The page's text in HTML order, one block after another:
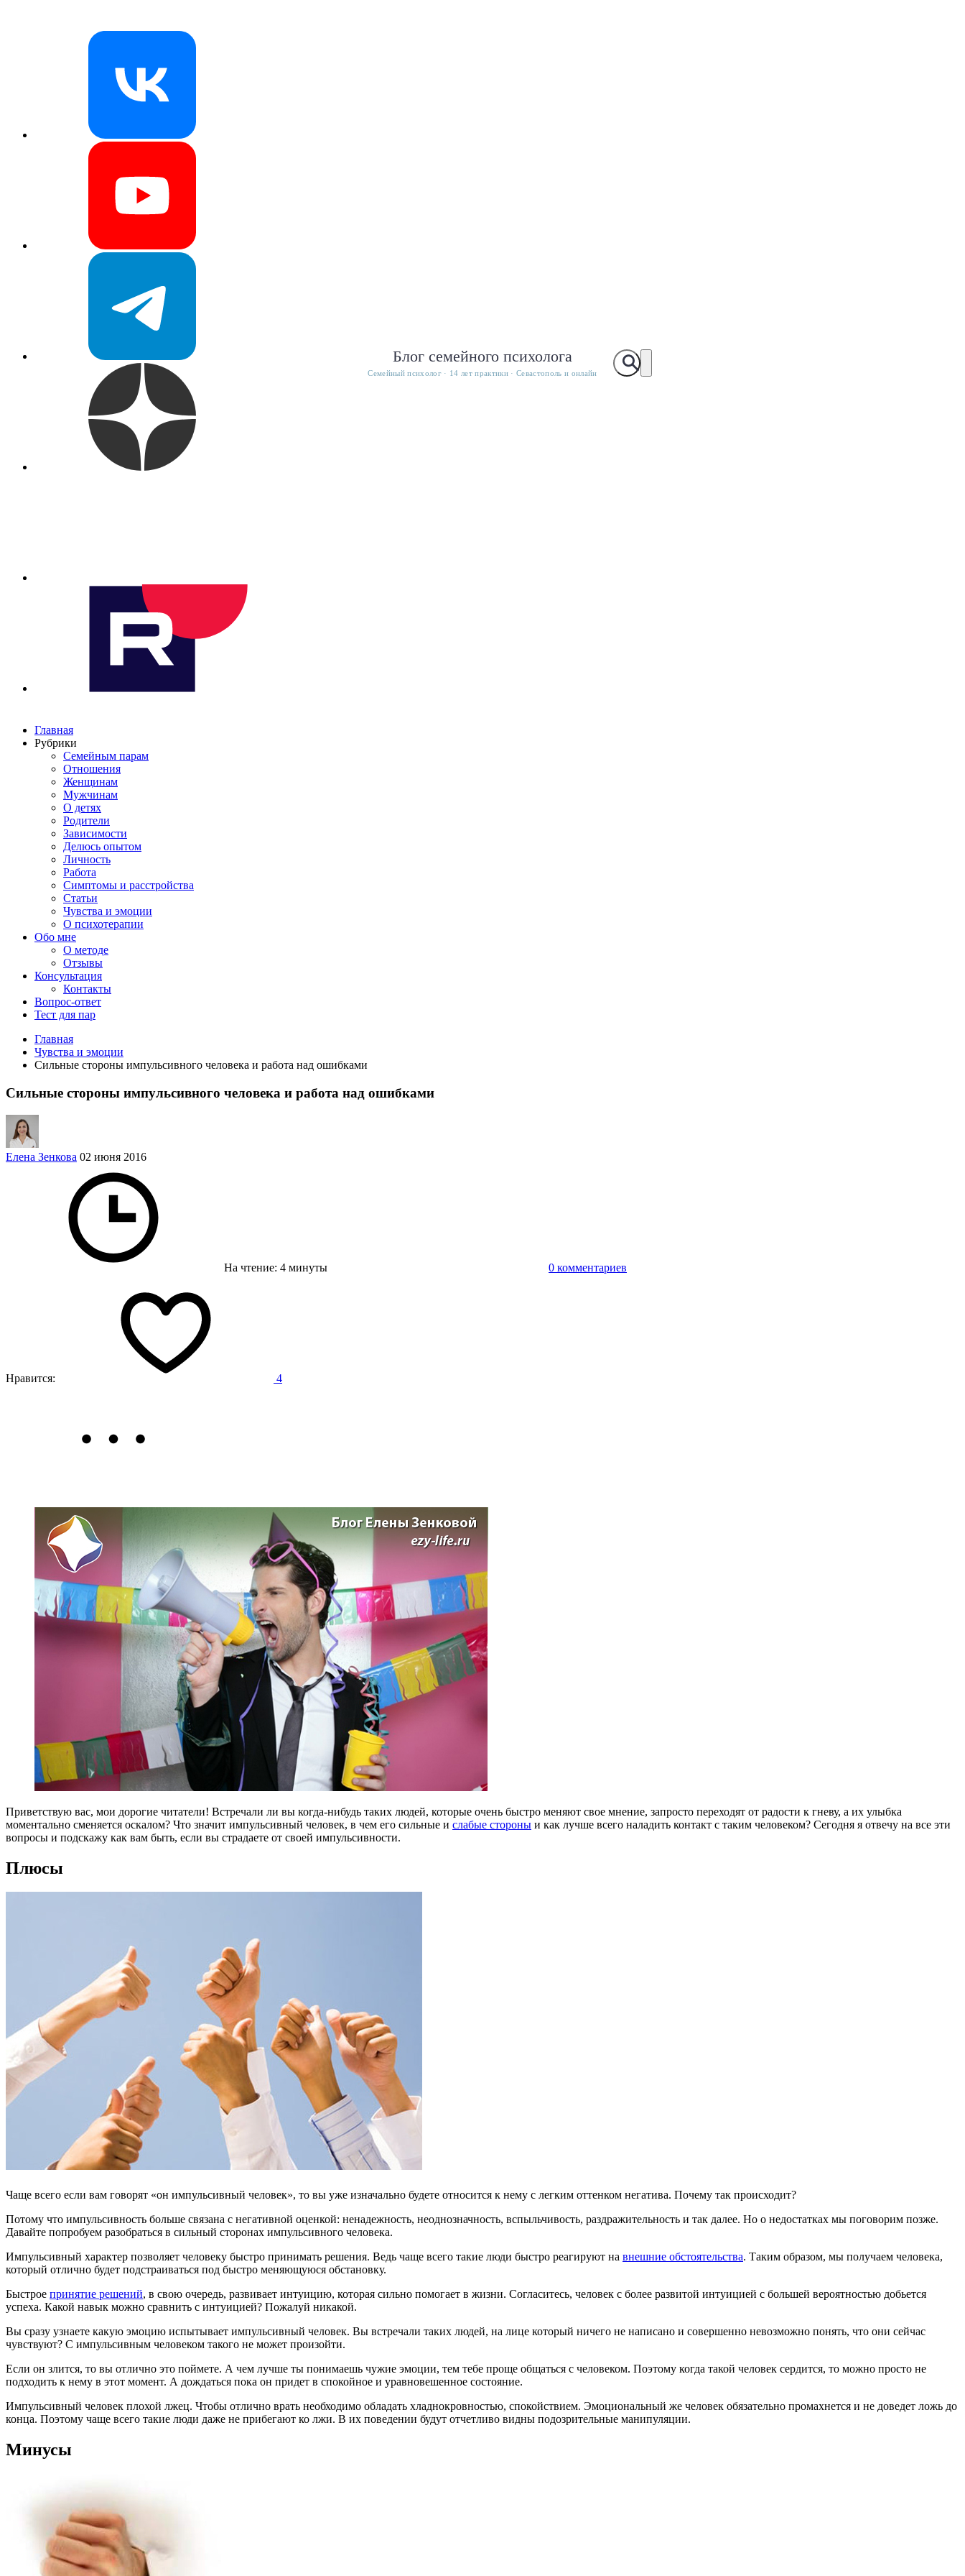
Блог семейного психолога
Семейный психолог · 14 лет практики · Севастополь и онлайн
Главная
Рубрики
Семейным парам
Отношения
Женщинам
Мужчинам
О детях
Родители
Зависимости
Делюсь опытом
Личность
Работа
Симптомы и расстройства
Статьи
Чувства и эмоции
О психотерапии
Обо мне
О методе
Отзывы
Консультация
Контакты
Вопрос-ответ
Тест для пар
Главная
Чувства и эмоции
Сильные стороны импульсивного человека и работа над ошибками
Сильные стороны импульсивного человека и работа над ошибками
Елена Зенкова 02 июня 2016
На чтение: 4 минуты 0 комментариев
Нравится: 4
Приветствую вас, мои дорогие читатели! Встречали ли вы когда-нибудь таких людей, которые очень быстро меняют свое мнение, запросто переходят от радости к гневу, а их улыбка
моментально сменяется оскалом? Что значит импульсивный человек, в чем его сильные и слабые стороны и как лучше всего наладить контакт с таким человеком? Сегодня я отвечу на все эти
вопросы и подскажу как вам быть, если вы страдаете от своей импульсивности.
Плюсы
Чаще всего если вам говорят «он импульсивный человек», то вы уже изначально будете относится к нему с легким оттенком негатива. Почему так происходит?
Потому что импульсивность больше связана с негативной оценкой: ненадежность, неоднозначность, вспыльчивость, раздражительность и так далее. Но о недостатках мы поговорим позже.
Давайте попробуем разобраться в сильный сторонах импульсивного человека.
Импульсивный характер позволяет человеку быстро принимать решения. Ведь чаще всего такие люди быстро реагируют на внешние обстоятельства. Таким образом, мы получаем человека,
который отлично будет подстраиваться под быстро меняющуюся обстановку.
Быстрое принятие решений, в свою очередь, развивает интуицию, которая сильно помогает в жизни. Согласитесь, человек с более развитой интуицией с большей вероятностью добьется
успеха. Какой навык можно сравнить с интуицией? Пожалуй никакой.
Вы сразу узнаете какую эмоцию испытывает импульсивный человек. Вы встречали таких людей, на лице который ничего не написано и совершенно невозможно понять, что они сейчас
чувствуют? С импульсивным человеком такого не может произойти.
Если он злится, то вы отлично это поймете. А чем лучше ты понимаешь чужие эмоции, тем тебе проще общаться с человеком. Поэтому когда такой человек сердится, то можно просто не
подходить к нему в этот момент. А дождаться пока он придет в спокойное и уравновешенное состояние.
Импульсивный человек плохой лжец. Чтобы отлично врать необходимо обладать хладнокровностью, спокойствием. Эмоциональный же человек обязательно промахнется и не доведет ложь до
конца. Поэтому чаще всего такие люди даже не прибегают ко лжи. В их поведении будут отчетливо видны подозрительные манипуляции.
Минусы